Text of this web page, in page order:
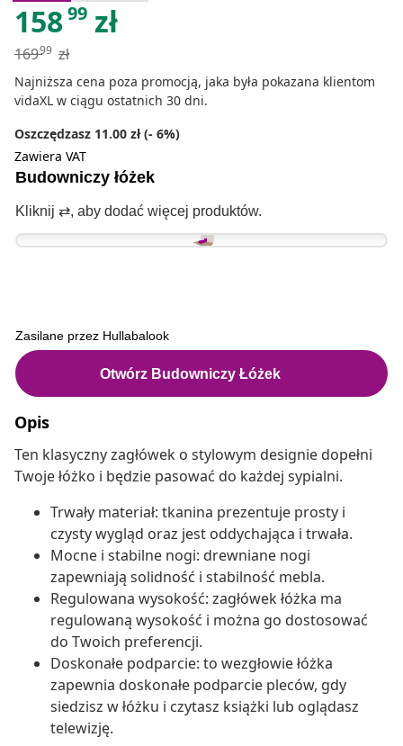
15899 zł
16999 zł
Najniższa cena poza promocją, jaka była pokazana klientom
vidaXL w ciągu ostatnich 30 dni.
Oszczędzasz 11.00 zł (- 6%)
Zawiera VAT
Opis
Ten klasyczny zagłówek o stylowym designie dopełni
Twoje łóżko i będzie pasować do każdej sypialni.
Trwały materiał: tkanina prezentuje prosty i
czysty wygląd oraz jest oddychająca i trwała.
Mocne i stabilne nogi: drewniane nogi
zapewniają solidność i stabilność mebla.
Regulowana wysokość: zagłówek łóżka ma
regulowaną wysokość i można go dostosować
do Twoich preferencji.
Doskonałe podparcie: to wezgłowie łóżka
zapewnia doskonałe podparcie pleców, gdy
siedzisz w łóżku i czytasz książki lub oglądasz
telewizję.